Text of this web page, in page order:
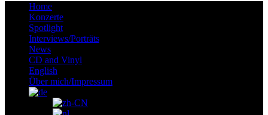
Home
Konzerte
Spotlight
Interviews/Porträts
News
CD and Vinyl
English
Über mich/Impressum